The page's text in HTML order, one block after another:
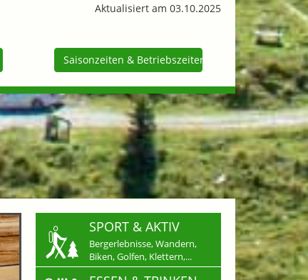
Aktualisiert am 03.10.2025
Saisonzeiten & Betriebszeiten
SPORT & AKTIV
Bergerlebnisse, Wandern,
Biken, Golfen, Klettern,...